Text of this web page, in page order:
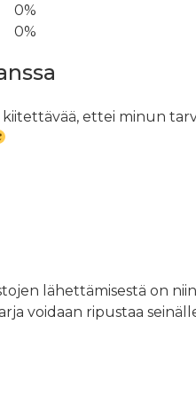
0%
0%
ettei minun
lähettämisestä on
voidaan ripustaa